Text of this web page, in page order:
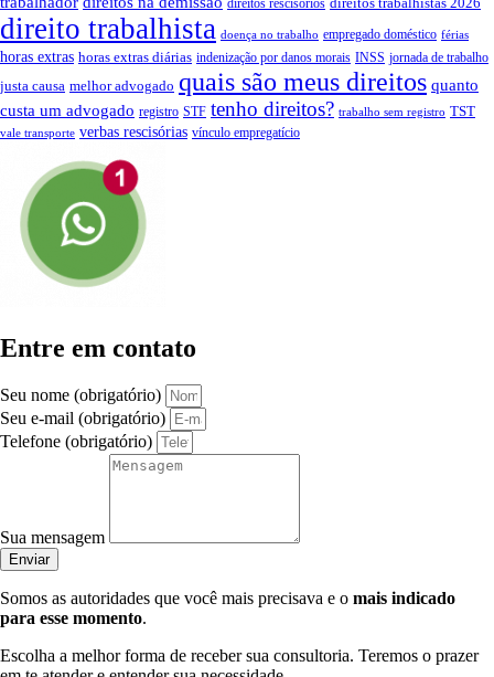
direitos rescisórios
direito trabalhista doença no trabalho empregado doméstico férias
horas extras horas extras diárias indenização por danos morais INSS jornada de trabalho
justa causa melhor advogado quais são meus direitos quanto
custa um advogado registro STF tenho direitos? trabalho sem registro TST
vale transporte verbas rescisórias vínculo empregatício
Entre em contato
Seu nome (obrigatório)
Seu e-mail (obrigatório)
Telefone (obrigatório)
Sua mensagem
Enviar
Somos as autoridades que você mais precisava e o mais indicado
para esse momento.
Escolha a melhor forma de receber sua consultoria. Teremos o prazer